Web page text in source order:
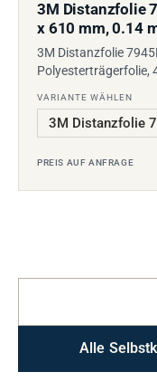
3M Distanzfolie
x 610 mm, 0.14
3M Distanzfolie
Polyesterträgerfolie,
VARIANTE WÄHLEN
PREIS AUF ANFRAGE
Alle